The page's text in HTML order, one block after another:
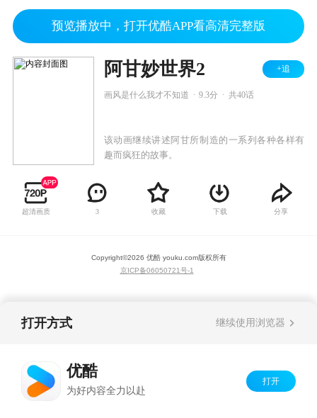
预览播放中，打开优酷APP看高清完整版
阿甘妙世界2 +追
画风是什么我才不知道 9.3分 共40话
该动画继续讲述阿甘所制造的一系列各种各样有
趣而疯狂的故事。
超清画质 3 收藏 下载 分享
Copyright©2026 优酷 youku.com版权所有
京ICP备06050721号-1
打开方式 继续使用浏览器
优酷
为好内容全力以赴
打开